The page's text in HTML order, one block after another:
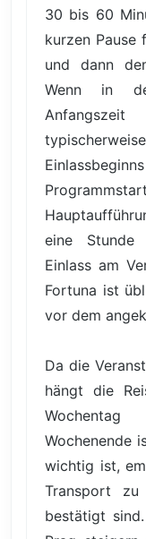
30 bis 60
kurzen Pause
und dann
Wenn in
eine Stunde
Einlass am
Fortuna ist
vor dem
Da die
hängt die
Wochenende
wichtig ist,
Transport zu
bestätigt